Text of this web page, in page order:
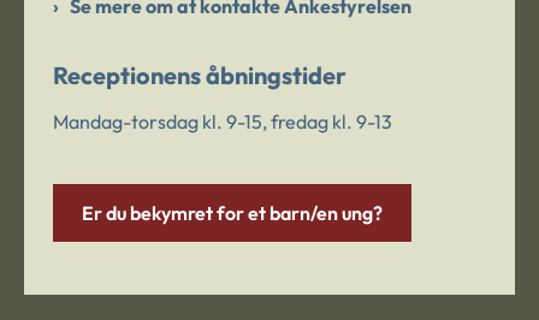
Se mere om at kontakte Ankestyrelsen
Receptionens åbningstider
Mandag-torsdag kl. 9-15, fredag kl. 9-13
Er du bekymret for et barn/en ung?